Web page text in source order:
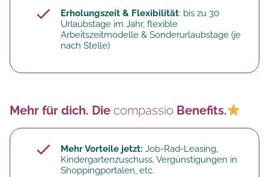
Erholungszeit & Flexibilität: bis zu 30
Urlaubstage im Jahr, flexible
Arbeitszeitmodelle & Sonderurlaubstage (je
nach Stelle)
Mehr für dich. Die compassio Benefits.
Mehr Vorteile jetzt: Job-Rad-Leasing,
Kindergartenzuschuss, Vergünstigungen in
Shoppingportalen, etc.